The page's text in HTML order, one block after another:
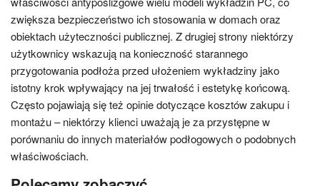
zwiększa bezpieczeństwo ich stosowania w domach oraz
obiektach użyteczności publicznej. Z drugiej strony niektórzy
użytkownicy wskazują na konieczność starannego
przygotowania podłoża przed ułożeniem wykładziny jako
istotny krok wpływający na jej trwałość i estetykę końcową.
Często pojawiają się też opinie dotyczące kosztów zakupu i
montażu – niektórzy klienci uważają je za przystępne w
porównaniu do innych materiałów podłogowych o podobnych
właściwościach.